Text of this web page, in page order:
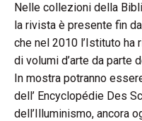
Nelle collezioni della
la rivista è presente fin
che nel 2010 l’Istituto ha
di volumi d’arte da parte
In mostra potranno
dell’ Encyclopédie Des
dell’Illuminismo, ancora